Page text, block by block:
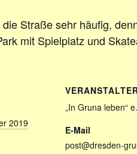
Straße sehr häufig,
mit Spielplatz und
2019
„In Gruna leben“
E-Mail
post@dresden-